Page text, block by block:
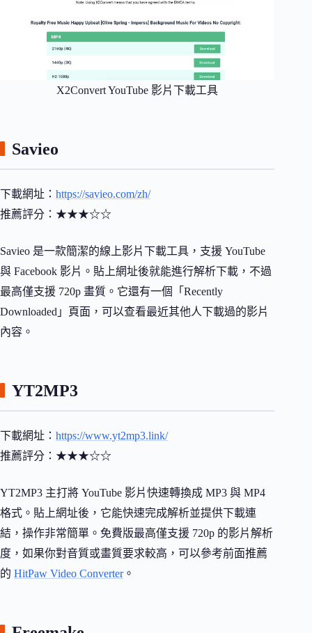
X2Convert YouTube 影片下載工具
Savieo
下載網址： https://savieo.com/zh/
推薦評分：★★★☆☆
Savieo 是一款簡潔的線上影片下載工具，支援 YouTube
與 Facebook 影片。貼上網址後就能進行解析下載，不過
最高僅支援 720p 畫質。它還有一個「Recently
Downloaded」頁面，可以查看最近其他人下載過的影片
內容。
YT2MP3
下載網址： https://www.yt2mp3.link/
推薦評分：★★★☆☆
YT2MP3 主打將 YouTube 影片快速轉換成 MP3 與 MP4
格式。貼上網址後，它能快速完成解析並提供下載連
結，操作非常簡單。免費版最高僅支援 720p 的影片解析
度，如果你對音質或畫質要求較高，可以參考前面推薦
的 HitPaw Video Converter。